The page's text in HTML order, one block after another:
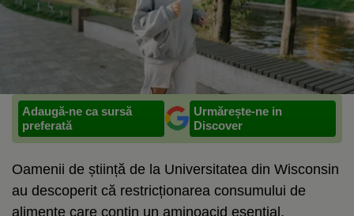
Adaugă-ne ca sursă
preferată
Urmărește-ne in
Discover
Oamenii de știință de la Universitatea din Wisconsin
au descoperit că restricționarea consumului de
alimente care conțin un aminoacid esențial,